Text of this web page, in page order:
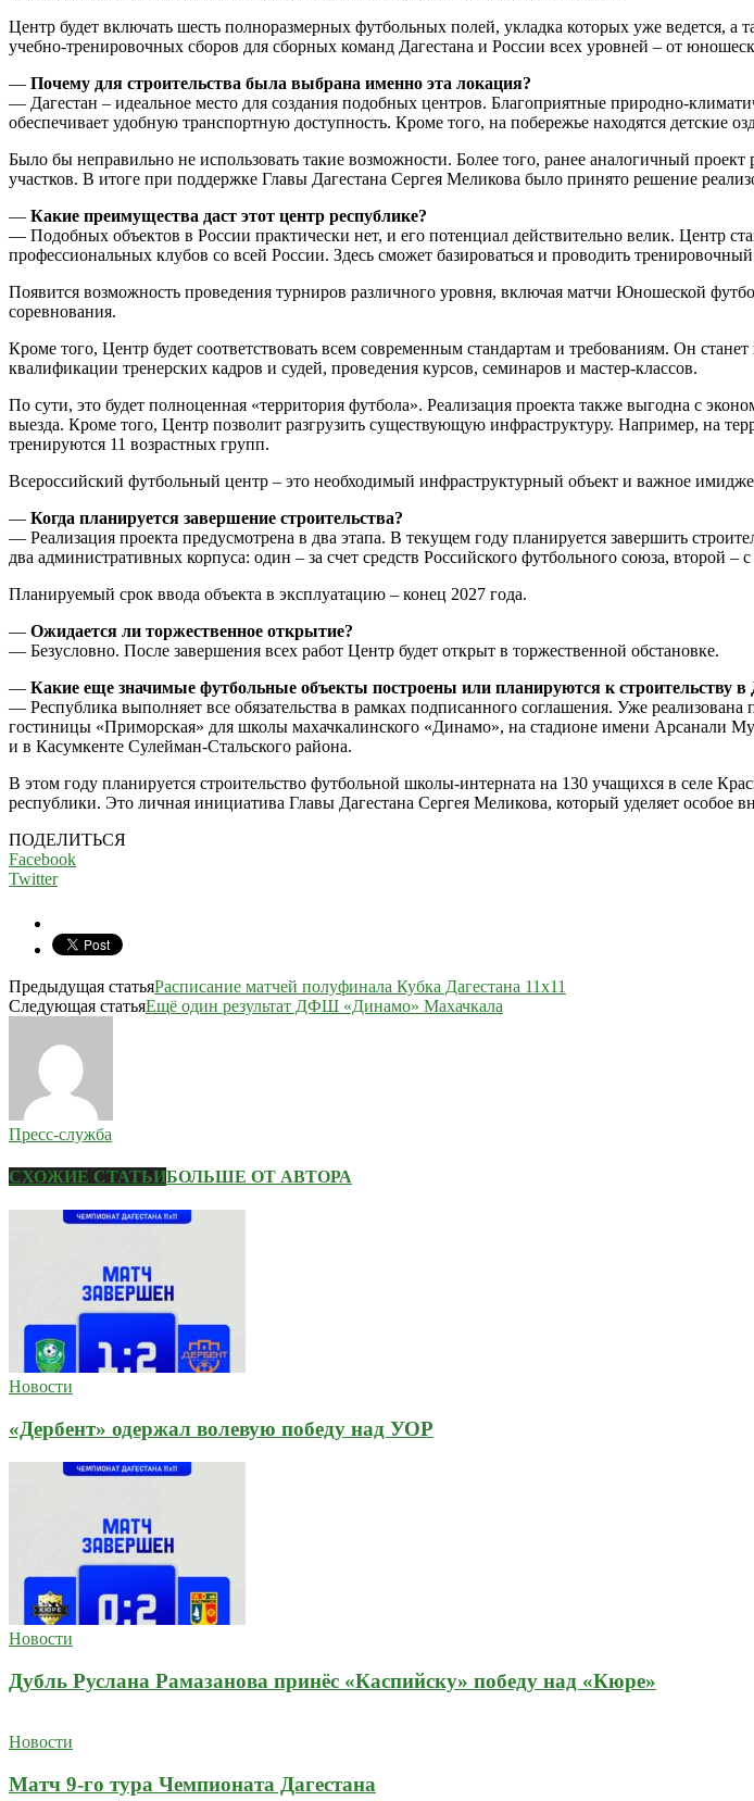
Центр будет включать шесть полноразмерных футбольных полей, укладка которых уже ведется,
учебно-тренировочных сборов для сборных команд Дагестана и России всех уровней – от
— Почему для строительства была выбрана именно эта локация?
— Дагестан – идеальное место для создания подобных центров. Благоприятные природно-
обеспечивает удобную транспортную доступность. Кроме того, на побережье находятся детские
Было бы неправильно не использовать такие возможности. Более того, ранее аналогичный
участков. В итоге при поддержке Главы Дагестана Сергея Меликова было принято решение
— Какие преимущества даст этот центр республике?
— Подобных объектов в России практически нет, и его потенциал действительно велик. Центр
профессиональных клубов со всей России. Здесь сможет базироваться и проводить
Появится возможность проведения турниров различного уровня, включая матчи Юношеской
соревнования.
Кроме того, Центр будет соответствовать всем современным стандартам и требованиям. Он
квалификации тренерских кадров и судей, проведения курсов, семинаров и мастер-классов.
По сути, это будет полноценная «территория футбола». Реализация проекта также выгодна с
выезда. Кроме того, Центр позволит разгрузить существующую инфраструктуру. Например, на
тренируются 11 возрастных групп.
Всероссийский футбольный центр – это необходимый инфраструктурный объект и важное
— Когда планируется завершение строительства?
— Реализация проекта предусмотрена в два этапа. В текущем году планируется завершить
два административных корпуса: один – за счет средств Российского футбольного союза, второй –
Планируемый срок ввода объекта в эксплуатацию – конец 2027 года.
— Ожидается ли торжественное открытие?
— Безусловно. После завершения всех работ Центр будет открыт в торжественной обстановке.
— Какие еще значимые футбольные объекты построены или планируются к строительству в
— Республика выполняет все обязательства в рамках подписанного соглашения. Уже
гостиницы «Приморская» для школы махачкалинского «Динамо», на стадионе имени Арсанали
и в Касумкенте Сулейман-Стальского района.
В этом году планируется строительство футбольной школы-интерната на 130 учащихся в селе
республики. Это личная инициатива Главы Дагестана Сергея Меликова, который уделяет особое
ПОДЕЛИТЬСЯ
Facebook
Twitter
Предыдущая статьяРасписание матчей полуфинала Кубка Дагестана 11х11
Следующая статьяЕщё один результат ДФШ «Динамо» Махачкала
Пресс-служба
СХОЖИЕ СТАТЬИБОЛЬШЕ ОТ АВТОРА
Новости
«Дербент» одержал волевую победу над УОР
Новости
Дубль Руслана Рамазанова принёс «Каспийску» победу над «Кюре»
Новости
Матч 9-го тура Чемпионата Дагестана